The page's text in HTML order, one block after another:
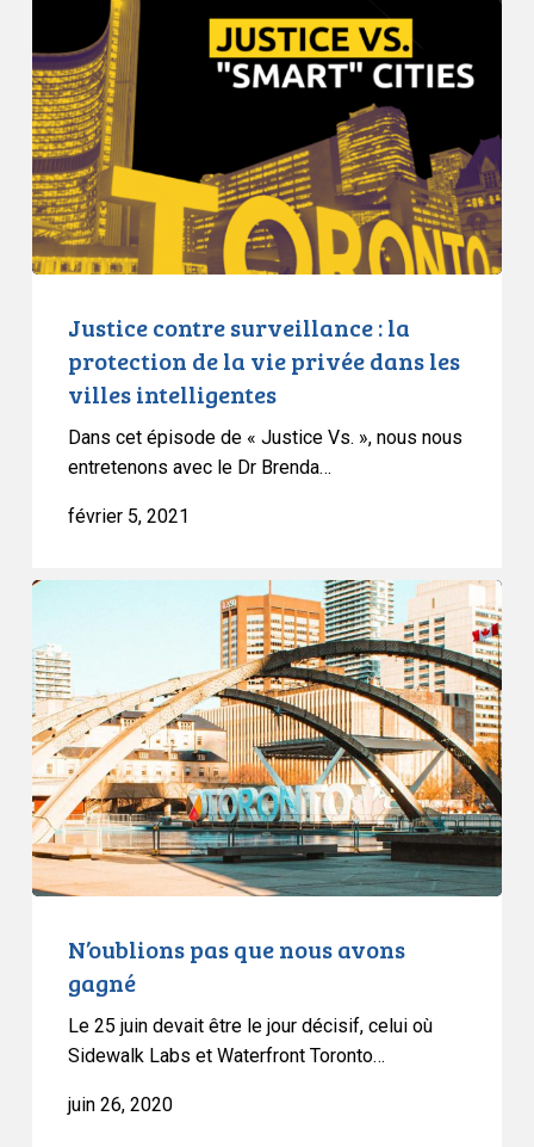
surveillance
:
la
protection
de
la
vie
privée
intelligentes
Justice contre surveillance : la
protection de la vie privée dans les
villes intelligentes
Dans cet épisode de « Justice Vs. », nous nous
entretenons avec le Dr Brenda…
février 5, 2021
N’oublions
que
nous
avons
gagné
N’oublions pas que nous avons
gagné
Le 25 juin devait être le jour décisif, celui où
Sidewalk Labs et Waterfront Toronto…
juin 26, 2020